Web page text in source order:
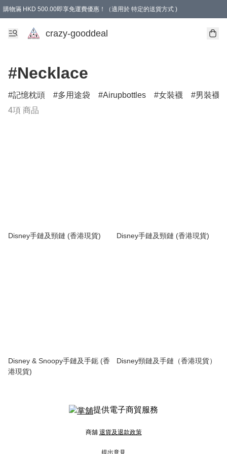
購物滿 HKD 500.00即享免運費優惠！（適用於 特定的送貨方式 )
成為會員可享免費禮品
crazy-gooddeal
#Necklace
記憶枕頭 多用途袋 Airupbottles 女裝襪
男裝襪
4項 商品
Disney手鏈及頸鏈 (香港現貨) Disney手鏈及頸鏈 (香港現貨)
Disney & Snoopy手鏈及手鈪 (香
港現貨)
Disney頸鏈及手鏈（香港現貨）
提供電子商貿服務
商舖 退貨及退款政策
提出意見